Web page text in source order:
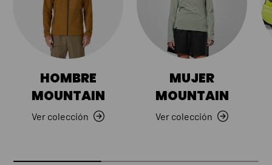
HOMBRE
MOUNTAIN
Ver colección
MUJER
MOUNTAIN
Ver colección